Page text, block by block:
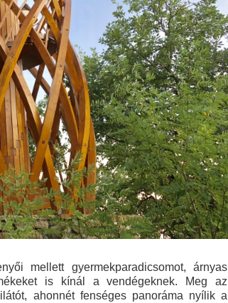
mellett gyermekparadicsomot, árnyas
is kínál a vendégeknek. Meg az
ahonnét fenséges panoráma nyílik a